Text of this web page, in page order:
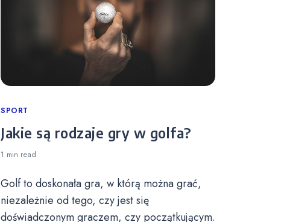
Categories
SPORT
Jakie są rodzaje gry w golfa?
1 min read
Golf to doskonała gra, w którą można grać,
niezależnie od tego, czy jest się
doświadczonym graczem, czy początkującym.